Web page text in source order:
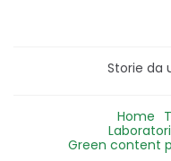
Storie da
Home
Green content